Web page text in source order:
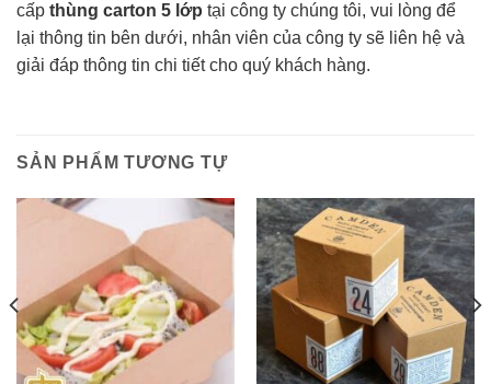
cấp thùng carton 5 lớp tại công ty chúng tôi, vui lòng để
lại thông tin bên dưới, nhân viên của công ty sẽ liên hệ và
giải đáp thông tin chi tiết cho quý khách hàng.
SẢN PHẨM TƯƠNG TỰ